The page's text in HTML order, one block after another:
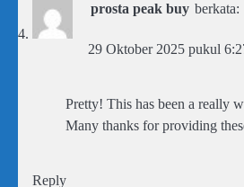
prosta peak buy berkata:
29 Oktober 2025 pukul
Pretty! This has been a really
Many thanks for providing
Reply